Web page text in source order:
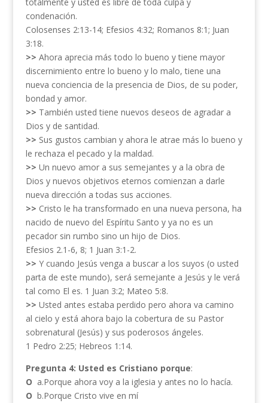
condenación.
Colosenses 2:13-14; Efesios 4:32; Romanos 8:1; Juan
3:18.
>> Ahora aprecia más todo lo bueno y tiene mayor
discernimiento entre lo bueno y lo malo, tiene una
nueva conciencia de la presencia de Dios, de su poder,
bondad y amor.
>> También usted tiene nuevos deseos de agradar a
Dios y de santidad.
>> Sus gustos cambian y ahora le atrae más lo bueno y
le rechaza el pecado y la maldad.
>> Un nuevo amor a sus semejantes y a la obra de
Dios y nuevos objetivos eternos comienzan a darle
nueva dirección a todas sus acciones.
>> Cristo le ha transformado en una nueva persona, ha
nacido de nuevo del Espíritu Santo y ya no es un
pecador sin rumbo sino un hijo de Dios.
Efesios 2.1-6, 8; 1 Juan 3:1-2.
>> Y cuando Jesús venga a buscar a los suyos (o usted
parta de este mundo), será semejante a Jesús y le verá
tal como El es. 1 Juan 3:2; Mateo 5:8.
>> Usted antes estaba perdido pero ahora va camino
al cielo y está ahora bajo la cobertura de su Pastor
sobrenatural (Jesús) y sus poderosos ángeles.
1 Pedro 2:25; Hebreos 1:14.
Pregunta 4: Usted es Cristiano porque:
O a.Porque ahora voy a la iglesia y antes no lo hacía.
O b.Porque Cristo vive en mí